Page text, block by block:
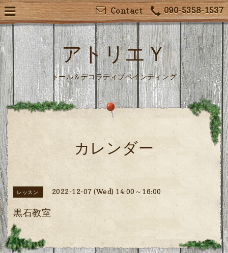
090-5358-1537
Contact
アトリエＹ
トール＆デコラティブペインティング
カレンダー
レッスン 2022-12-07 (Wed) 14:00～16:00
黒石教室